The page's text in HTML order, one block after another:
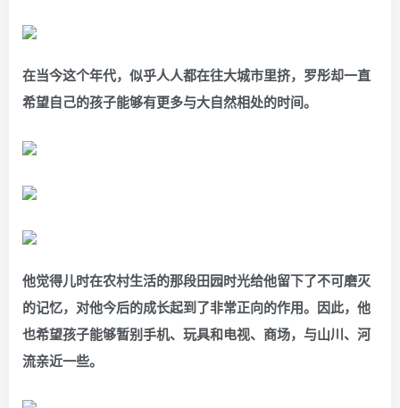
在当今这个年代，似乎人人都在往大城市里挤，罗彤却一直
希望自己的孩子能够有更多与大自然相处的时间。
他觉得儿时在农村生活的那段田园时光给他留下了不可磨灭
的记忆，对他今后的成长起到了非常正向的作用。因此，他
也希望孩子能够暂别手机、玩具和电视、商场，与山川、河
流亲近一些。